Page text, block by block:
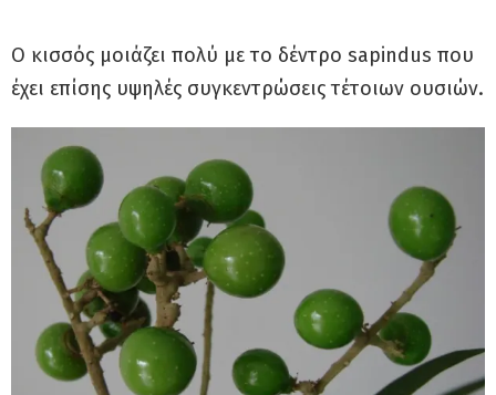
Ο κισσός μοιάζει πολύ με το δέντρο sapindus που
έχει επίσης υψηλές συγκεντρώσεις τέτοιων ουσιών.